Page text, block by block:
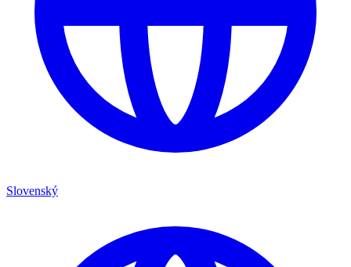
Slovenský